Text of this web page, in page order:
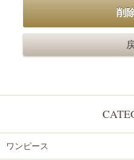
ワンピース